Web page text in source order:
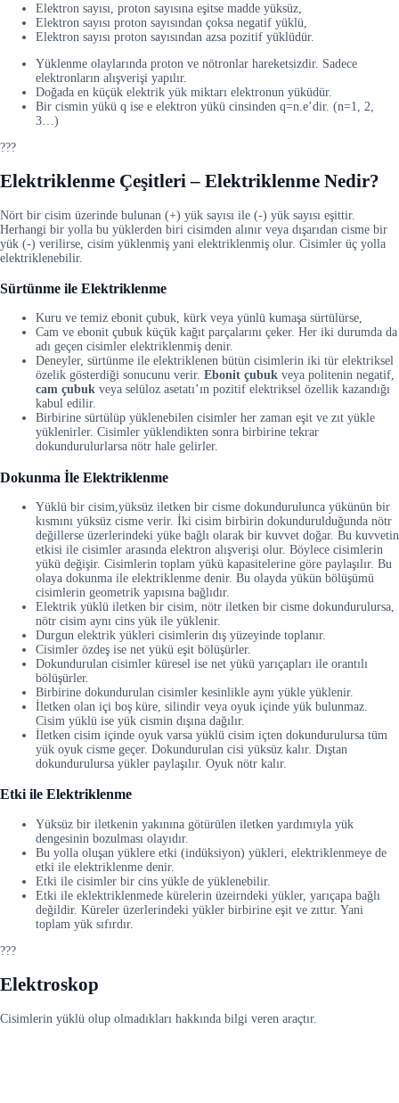
Elektron sayısı, proton sayısına eşitse madde yüksüz,
Elektron sayısı proton sayısından çoksa negatif yüklü,
Elektron sayısı proton sayısından azsa pozitif yüklüdür.
Yüklenme olaylarında proton ve nötronlar hareketsizdir. Sadece
elektronların alışverişi yapılır.
Doğada en küçük elektrik yük miktarı elektronun yüküdür.
Bir cismin yükü q ise e elektron yükü cinsinden q=n.e’dir. (n=1, 2,
3…)
???
Elektriklenme Çeşitleri – Elektriklenme Nedir?
Nört bir cisim üzerinde bulunan (+) yük sayısı ile (-) yük sayısı eşittir.
Herhangi bir yolla bu yüklerden biri cisimden alınır veya dışarıdan cisme bir
yük (-) verilirse, cisim yüklenmiş yani elektriklenmiş olur. Cisimler üç yolla
elektriklenebilir.
Sürtünme ile Elektriklenme
Kuru ve temiz ebonit çubuk, kürk veya yünlü kumaşa sürtülürse,
Cam ve ebonit çubuk küçük kağıt parçalarını çeker. Her iki durumda da
adı geçen cisimler elektriklenmiş denir.
Deneyler, sürtünme ile elektriklenen bütün cisimlerin iki tür elektriksel
özelik gösterdiği sonucunu verir. Ebonit çubuk veya politenin negatif,
cam çubuk veya selüloz asetatı’ın pozitif elektriksel özellik kazandığı
kabul edilir.
Birbirine sürtülüp yüklenebilen cisimler her zaman eşit ve zıt yükle
yüklenirler. Cisimler yüklendikten sonra birbirine tekrar
dokundurulurlarsa nötr hale gelirler.
Dokunma İle Elektriklenme
Yüklü bir cisim,yüksüz iletken bir cisme dokundurulunca yükünün bir
kısmını yüksüz cisme verir. İki cisim birbirin dokundurulduğunda nötr
değillerse üzerlerindeki yüke bağlı olarak bir kuvvet doğar. Bu kuvvetin
etkisi ile cisimler arasında elektron alışverişi olur. Böylece cisimlerin
yükü değişir. Cisimlerin toplam yükü kapasitelerine göre paylaşılır. Bu
olaya dokunma ile elektriklenme denir. Bu olayda yükün bölüşümü
cisimlerin geometrik yapısına bağlıdır.
Elektrik yüklü iletken bir cisim, nötr iletken bir cisme dokundurulursa,
nötr cisim aynı cins yük ile yüklenir.
Durgun elektrik yükleri cisimlerin dış yüzeyinde toplanır.
Cisimler özdeş ise net yükü eşit bölüşürler.
Dokundurulan cisimler küresel ise net yükü yarıçapları ile orantılı
bölüşürler.
Birbirine dokundurulan cisimler kesinlikle aynı yükle yüklenir.
İletken olan içi boş küre, silindir veya oyuk içinde yük bulunmaz.
Cisim yüklü ise yük cismin dışına dağılır.
İletken cisim içinde oyuk varsa yüklü cisim içten dokundurulursa tüm
yük oyuk cisme geçer. Dokundurulan cisi yüksüz kalır. Dıştan
dokundurulursa yükler paylaşılır. Oyuk nötr kalır.
Etki ile Elektriklenme
Yüksüz bir iletkenin yakınına götürülen iletken yardımıyla yük
dengesinin bozulması olayıdır.
Bu yolla oluşan yüklere etki (indüksiyon) yükleri, elektriklenmeye de
etki ile elektriklenme denir.
Etki ile cisimler bir cins yükle de yüklenebilir.
Etki ile eklektriklenmede kürelerin üzeirndeki yükler, yarıçapa bağlı
değildir. Küreler üzerlerindeki yükler birbirine eşit ve zıttır. Yani
toplam yük sıfırdır.
???
Elektroskop
Cisimlerin yüklü olup olmadıkları hakkında bilgi veren araçtır.